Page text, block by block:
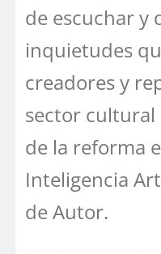
de escuchar y
inquietudes
creadores y
sector cultural
de la reforma
Inteligencia
de Autor.